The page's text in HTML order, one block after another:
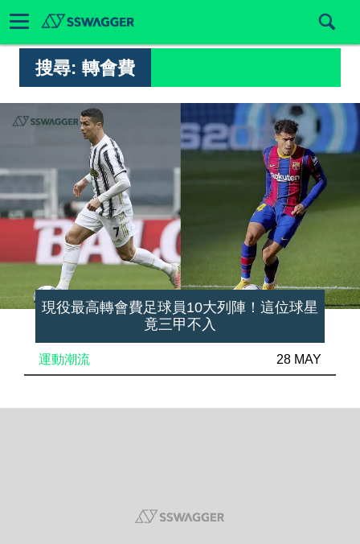
搜尋: 轉會費
現役最高轉會費足球員10大列陣！這位球星
竟三甲不入
運動潮流 28 MAY